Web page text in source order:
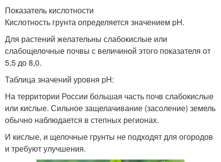
Показатель кислотности
Кислотность грунта определяется значением pH.
Для растений желательны слабокислые или
слабощелочные почвы с величиной этого показателя от
5,5 до 8,0.
Таблица значений уровня pH:
На территории России большая часть почв слабокислые
или кислые. Сильное защелачивание (засоление) земель
обычно наблюдается в степных регионах.
И кислые, и щелочные грунты не подходят для огородов
и требуют улучшения.